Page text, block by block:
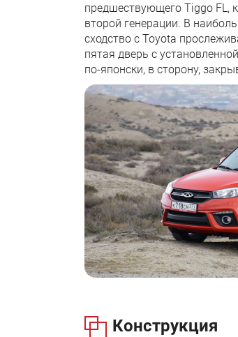
предшествующего Tiggo FL,
второй генерации. В
сходство с Toyota
пятая дверь с
по-японски, в сторону,
Конструкция